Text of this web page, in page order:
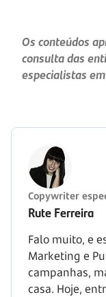
Os conteúdos
consulta das
especialistas
Copywriter
Rute Ferreira
Falo muito, e
Marketing e
campanhas,
casa. Hoje,